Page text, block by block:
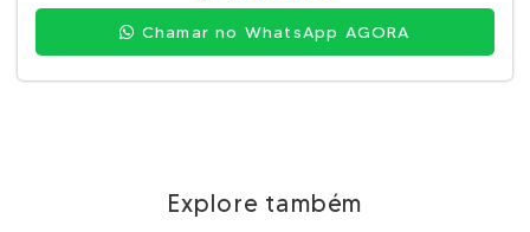
Chamar no WhatsApp AGORA
Explore também